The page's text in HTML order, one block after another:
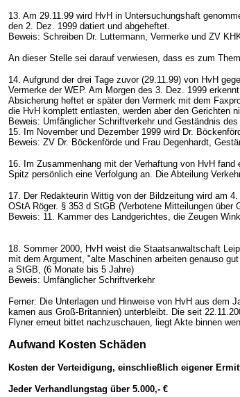
13. Am 29.11.99 wird HvH in Untersuchungshaft
den 2. Dez. 1999 datiert und abgeheftet.
Beweis: Schreiben Dr. Luttermann, Vermerke und ZV
An dieser Stelle sei darauf verwiesen, dass es zum
14. Aufgrund der drei Tage zuvor (29.11.99) von HvH
Vermerke der WEP. Am Morgen des 3. Dez. 1999
Absicherung heftet er später den Vermerk mit dem
die HvH komplett entlasten, werden aber den Gerichten
Beweis: Umfänglicher Schriftverkehr und Geständnis
15. Im November und Dezember 1999 wird Dr.
Beweis: ZV Dr. Böckenförde und Frau Degenhardt,
16. Im Zusammenhang mit der Verhaftung von HvH
Spitz persönlich eine Verfolgung an. Die Abteilung
17. Der Redakteurin Wittig von der Bildzeitung wird am
OStA Röger. § 353 d StGB (Verbotene Mitteilungen
Beweis: 11. Kammer des Landgerichtes, die Zeugen
18. Sommer 2000, HvH weist die Staatsanwaltschaft
mit dem Argument, "alte Maschinen arbeiten genauso
a StGB, (6 Monate bis 5 Jahre)
Beweis: Umfänglicher Schriftverkehr
Ferner: Die Unterlagen und Hinweise von HvH aus dem
kamen aus Groß-Britannien) unterbleibt. Die seit
Flyner erneut bittet nachzuschauen, liegt Akte binnen
Aufwand Kosten Schäden
Kosten der Verteidigung, einschließlich eigener
Jeder Verhandlungstag über 5.000,- €